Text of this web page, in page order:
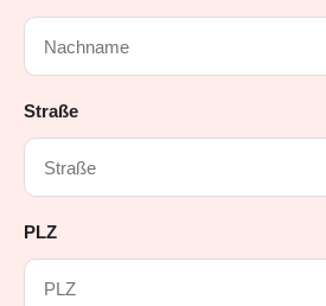
Straße
PLZ